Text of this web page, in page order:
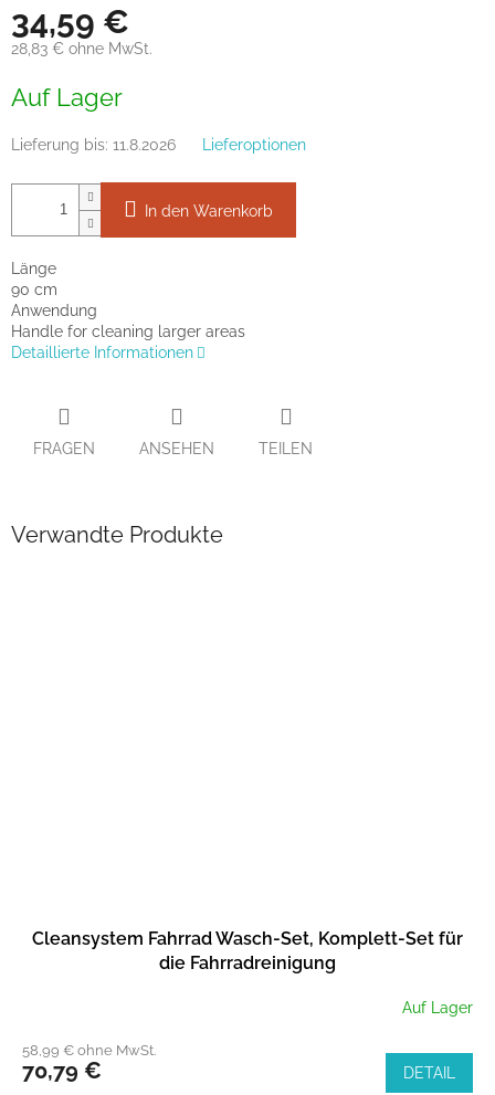
34,59 €
28,83 € ohne MwSt.
Auf Lager
Lieferung bis: 11.8.2026 Lieferoptionen
In den Warenkorb
Länge
90 cm
Anwendung
Handle for cleaning larger areas
Detaillierte Informationen
FRAGEN ANSEHEN TEILEN
Verwandte Produkte
Cleansystem Fahrrad Wasch-Set, Komplett-Set für
die Fahrradreinigung
Auf Lager
58,99 € ohne MwSt.
70,79 € DETAIL